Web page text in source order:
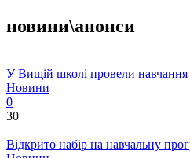
новини\анонси
У Вищій школі провели навчання
Новини
0
30
Відкрито набір на навчальну